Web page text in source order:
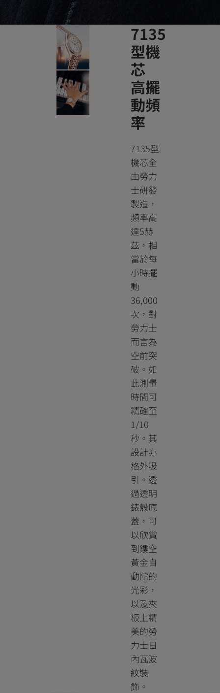
7135
型機
芯
高擺
動頻
率
7135型
機芯全
由勞力
士研發
製造，
頻率高
達5赫
茲，相
當於每
小時擺
動
36,000
次，對
勞力士
而言為
空前突
破。如
此測量
時間可
精確至
1/10
秒。其
設計亦
格外吸
引。透
過透明
錶殼底
蓋，可
以欣賞
到鏤空
黃金自
動陀的
光彩，
以及夾
板上精
美的勞
力士日
內瓦波
紋裝
飾。